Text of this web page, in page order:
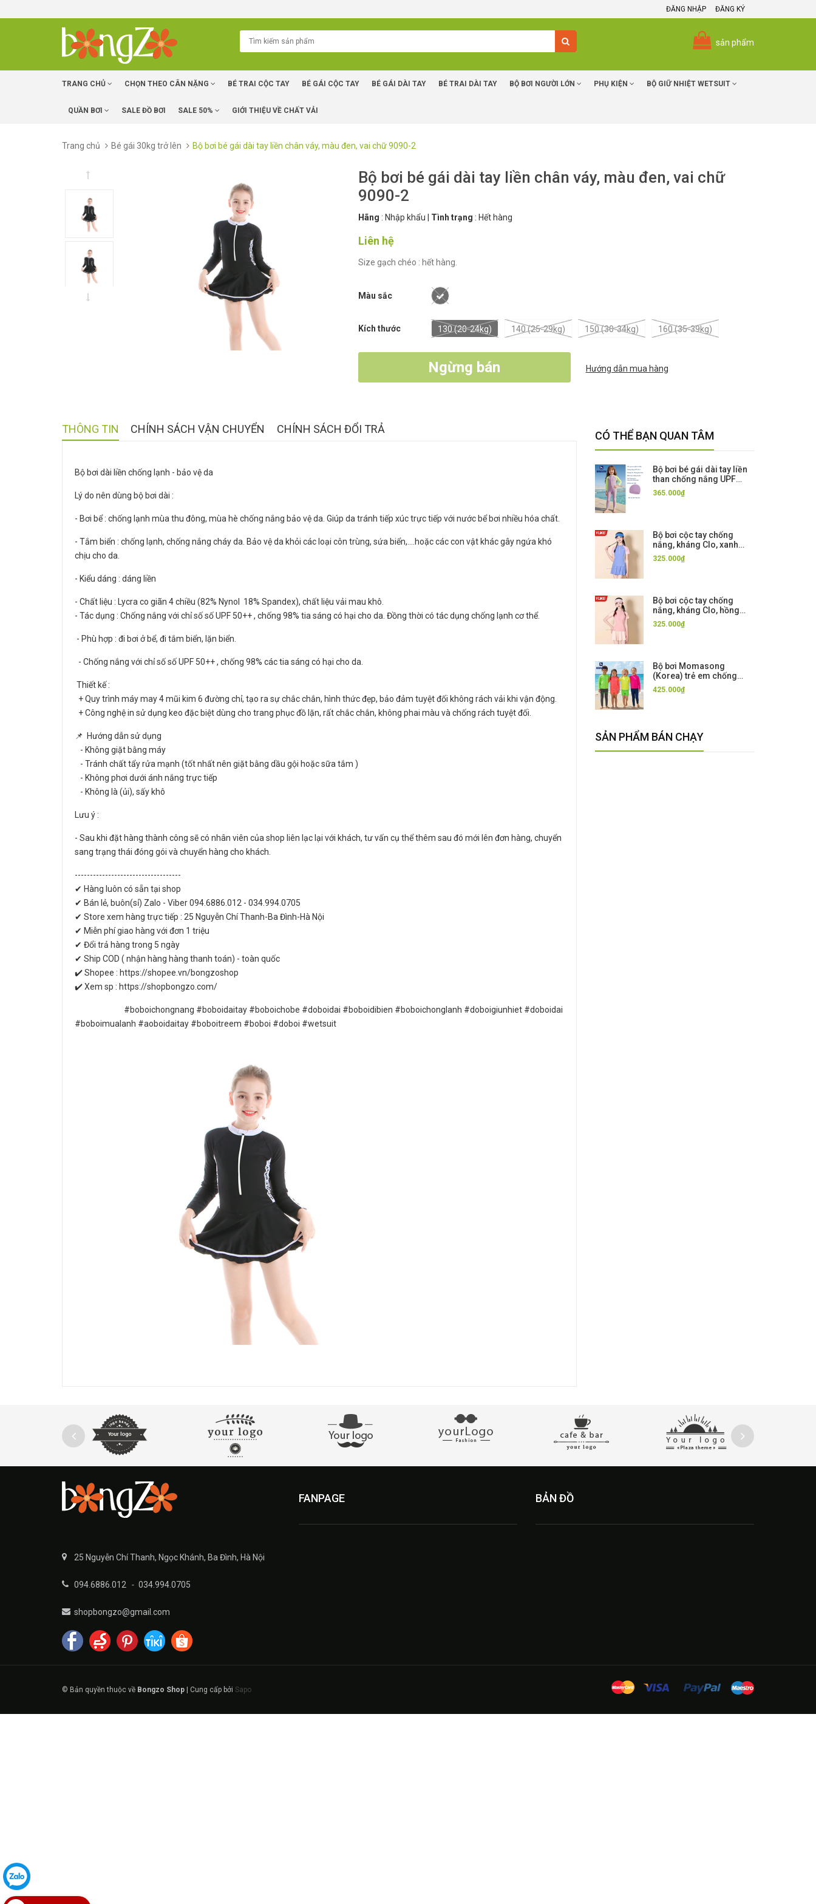
ĐĂNG NHẬP ĐĂNG KÝ
sản phẩm
TRANG CHỦ CHỌN THEO CÂN NẶNG BÉ TRAI CỘC TAY BÉ GÁI CỘC TAY BÉ GÁI DÀI TAY BÉ TRAI DÀI TAY BỘ BƠI NGƯỜI LỚN PHỤ KIỆN BỘ GIỮ NHIỆT WETSUIT
QUẦN BƠI SALE ĐỒ BƠI SALE 50% GIỚI THIỆU VỀ CHẤT VẢI
Trang chủ Bé gái 30kg trở lên Bộ bơi bé gái dài tay liền chân váy, màu đen, vai chữ 9090-2
Bộ bơi bé gái dài tay liền chân váy, màu đen, vai chữ
9090-2
Hãng : Nhập khẩu Tình trạng : Hết hàng
Liên hệ
Size gạch chéo : hết hàng.
Màu sắc
Kích thước 130 (20-24kg) 140 (25-29kg) 150 (30-34kg) 160 (35-39kg)
Ngừng bán Hướng dẫn mua hàng
THÔNG TIN CHÍNH SÁCH VẬN CHUYỂN CHÍNH SÁCH ĐỔI TRẢ
Bộ bơi dài liền chống lạnh - bảo vệ da
Lý do nên dùng bộ bơi dài :
- Bơi bể : chống lạnh mùa thu đông, mùa hè chống nắng bảo vệ da. Giúp da tránh tiếp xúc trực tiếp với nước bể bơi nhiều hóa chất.
- Tắm biển : chống lạnh, chống nắng cháy da. Bảo vệ da khỏi các loại côn trùng, sứa biển,....hoặc các con vật khác gây ngứa khó
chịu cho da.
- Kiểu dáng : dáng liền
- Chất liệu : Lycra co giãn 4 chiều (82% Nynol 18% Spandex), chất liệu vải mau khô.
- Tác dụng : Chống nắng với chỉ số số UPF 50++ , chống 98% tia sáng có hại cho da. Đồng thời có tác dụng chống lạnh cơ thể.
- Phù hợp : đi bơi ở bể, đi tắm biển, lặn biển.
- Chống nắng với chỉ số số UPF 50++ , chống 98% các tia sáng có hại cho da.
Thiết kế :
+ Quy trình máy may 4 mũi kim 6 đường chỉ, tạo ra sự chắc chắn, hình thức đẹp, bảo đảm tuyệt đối không rách vải khi vận động.
+ Công nghệ in sử dụng keo đặc biệt dùng cho trang phục đồ lặn, rất chắc chắn, không phai màu và chống rách tuyệt đối.
📌 Hướng dẫn sử dụng
- Không giặt bằng máy
- Tránh chất tẩy rửa mạnh (tốt nhất nên giặt bằng dầu gội hoặc sữa tắm )
- Không phơi dưới ánh nắng trực tiếp
- Không là (ủi), sấy khô
Lưu ý :
- Sau khi đặt hàng thành công sẽ có nhân viên của shop liên lạc lại với khách, tư vấn cụ thể thêm sau đó mới lên đơn hàng, chuyển
sang trạng thái đóng gói và chuyển hàng cho khách.
-----------------------------------
✔ Hàng luôn có sẵn tại shop
✔ Bán lẻ, buôn(sỉ) Zalo - Viber 094.6886.012 - 034.994.0705
✔ Store xem hàng trực tiếp : 25 Nguyễn Chí Thanh-Ba Đình-Hà Nội
✔ Miễn phí giao hàng với đơn 1 triệu
✔ Đổi trả hàng trong 5 ngày
✔ Ship COD ( nhận hàng hàng thanh toán) - toàn quốc
✔️ Shopee : https://shopee.vn/bongzoshop
✔️ Xem sp : https://shopbongzo.com/
#boboichongnang #boboidaitay #boboichobe #doboidai #boboidibien #boboichonglanh #doboigiunhiet #doboidai
#boboimualanh #aoboidaitay #boboitreem #boboi #doboi #wetsuit
CÓ THỂ BẠN QUAN TÂM
Bộ bơi bé gái dài tay liền
than chống nắng UPF
50++ kháng Clo màu tím
Momasong (Korea)
365.000₫
Bộ bơi cộc tay chống
nắng, kháng Clo, xanh
hồng chân váy rời Yuke,
UPF 50+
325.000₫
Bộ bơi cộc tay chống
nắng, kháng Clo, hồng
chân váy rời Yuke, UPF
50+
325.000₫
Bộ bơi Momasong
(Korea) trẻ em chống
nắng UPF50++, mẫu mới,
kháng Clo, co giãn
425.000₫
SẢN PHẨM BÁN CHẠY
25 Nguyễn Chí Thanh, Ngọc Khánh, Ba Đình, Hà Nội
094.6886.012 - 034.994.0705
shopbongzo@gmail.com
FANPAGE BẢN ĐỒ
© Bản quyền thuộc về Bongzo Shop Cung cấp bởi Sapo